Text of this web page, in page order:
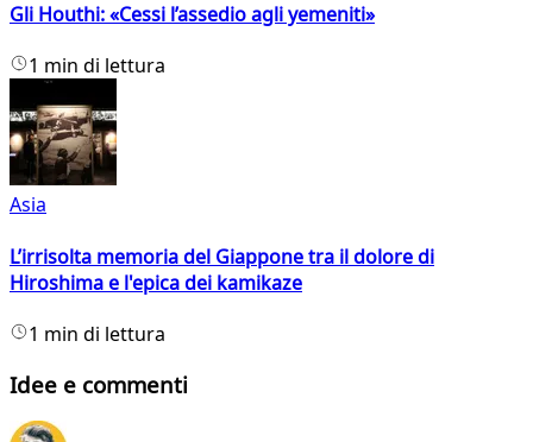
Gli Houthi: «Cessi l’assedio agli yemeniti»
1 min di lettura
Asia
L’irrisolta memoria del Giappone tra il dolore di
Hiroshima e l'epica dei kamikaze
1 min di lettura
Idee e commenti